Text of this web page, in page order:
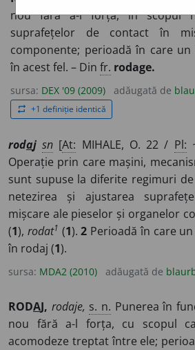
nou fără a-l forța, în scopul
suprafețelor de contact în
componente; perioadă în care
în acest fel. – Din fr. rodage.
sursa: DEX '09 (2009) adăugată de
repeat +1 definiție identică
rodaj sn [At: MIHALE, O. 22 / Pl:
Operație prin care mașini,
sunt supuse la diferite regimuri
netezirea și ajustarea
mișcare ale pieselor și organelor
(1), rodat1 (1).2 Perioadă în care
în rodaj (1).
sursa: MDA2 (2010) adăugată de
RODAJ, rodaje, s. n. Punerea în
nou fără a-l forța, cu scopul
acomodeze treptat între ele;